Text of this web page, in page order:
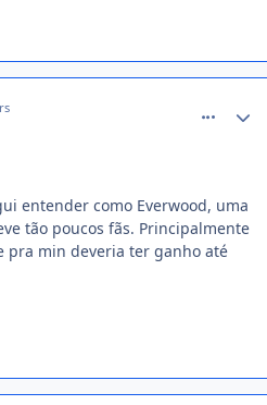
entender como Everwood, uma
tão poucos fãs. Principalmente
pra min deveria ter ganho até